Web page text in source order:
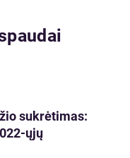
sukrėtimas:
ųjų